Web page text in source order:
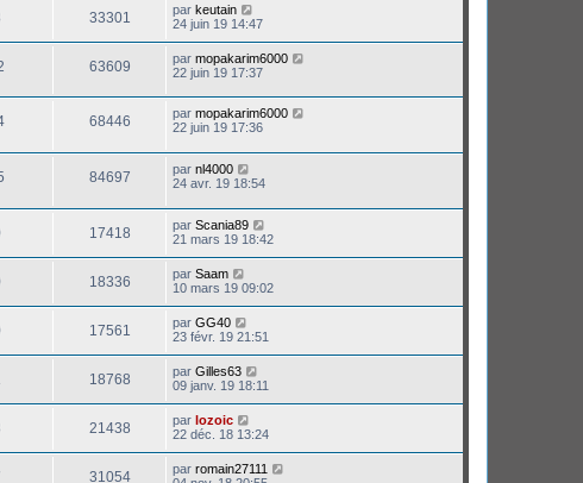
33301 par keutain
24 juin 19 14:47
63609 par mopakarim6000
22 juin 19 17:37
68446 par mopakarim6000
22 juin 19 17:36
84697 par nl4000
24 avr. 19 18:54
17418 par Scania89
21 mars 19 18:42
18336 par Saam
10 mars 19 09:02
17561 par GG40
23 févr. 19 21:51
18768 par Gilles63
09 janv. 19 18:11
21438 par lozoic
22 déc. 18 13:24
31054 par romain27111